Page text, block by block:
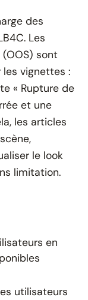
des
Les
sont
vignettes :
« Rupture de
et une
les articles
le look
limitation.
en
utilisateurs